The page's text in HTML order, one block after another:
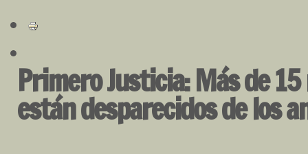
Primero Justicia: Más de
están desparecidos de los